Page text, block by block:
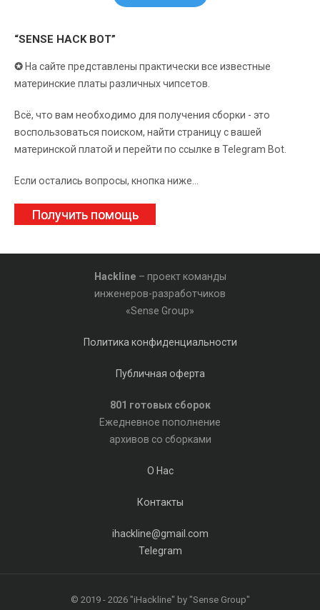
“SENSE HACK BOT”
✪ На сайте представлены практически все известные
материнские платы различных чипсетов.
Всё, что вам необходимо для получения сборки - это
воспользоваться поиском, найти страницу с вашей
материнской платой и перейти по ссылке в Telegram Bot.
Если остались вопросы, кнопка ниже...
Получить помощь
Hackline – проект команды
инженеров-разработчиков
«Sense Group»
Политика конфиденциальности
Публичная оферта
801 готовых сборок
Ежедневное пополнение
архивов со сборками
О Нас
Контакты
ihackline@gmail.com
Telegram
© 2019 - 2026 "iHackline" by "Sense Group"